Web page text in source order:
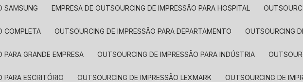
SAMSUNG EMPRESA DE OUTSOURCING DE IMPRESSÃO PARA HOSPITAL
COMPLETA OUTSOURCING DE IMPRESSÃO PARA DEPARTAMENTO OUTSOURCING
PARA GRANDE EMPRESA OUTSOURCING DE IMPRESSÃO PARA INDÚSTRIA
PARA ESCRITÓRIO OUTSOURCING DE IMPRESSÃO LEXMARK OUTSOURCING DE